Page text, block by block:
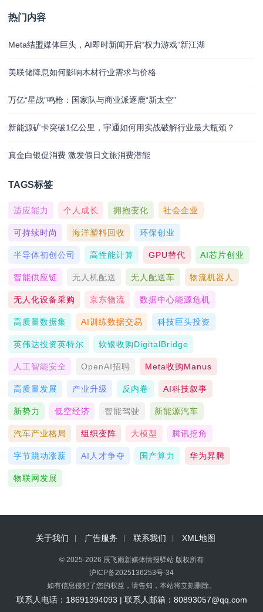
热门内容
Meta结盟媒体巨头，AI即时新闻开启“权力游戏”新江湖
美联储降息如何影响木材行业需求与价格
万亿“星战”鸣枪：国家队与商业派逐鹿“新太空”
新能源矿卡突破1亿公里，宇通如何用实战破解行业最大瓶颈？
真金白银促消费 激发假日文旅消费潜能
TAGS标签
适应能力 个人成长 拥抱变化 社会企业
可持续时尚 海洋塑料回收 环保创业
半导体初创公司 高性能计算 GPU替代 AI芯片创业
智能供应链 无人机配送 无人配送车 物流机器人
无人化设备采购 京东物流 数据中心能源危机
高质量数据集 AI训练数据交易 科技巨头投资
英伟达投资英特尔 软银收购DigitalBridge
人工智能安全 OpenAI招聘 Meta收购Manus
高质量发展 产业升级 反内卷 AI科技叙事
新势力 低空经济 智能驾驶 新能源汽车
汽车产业格局 组织变阵 大模型 腾讯挖角
字节跳动涨薪 AI人才争夺 国产算力 华为昇腾
物联网发展
关于我们 广告服务 联系我们 XML地图
© 2025-2026 辰飞雨新媒体情报驿站 版权所有
沪ICP备2025136253号-34
如有信息侵犯了您的权益，请告知，本站将立刻删除。
联系人电话：18691394093 | 联系人邮箱：80893057@qq.com